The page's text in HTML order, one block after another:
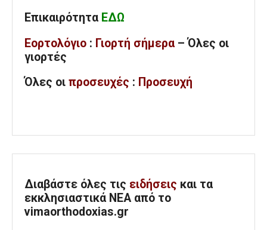
Επικαιρότητα ΕΔΩ
Εορτολόγιο : Γιορτή σήμερα – Όλες οι
γιορτές
Όλες οι προσευχές : Προσευχή
Διαβάστε όλες τις ειδήσεις και τα
εκκλησιαστικά ΝΕΑ από το
vimaorthodoxias.gr